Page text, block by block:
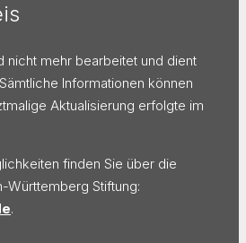
nicht mehr bearbeitet und dient
Informationen können
Aktualisierung erfolgte im
finden Sie über die
Württemberg Stiftung:
.